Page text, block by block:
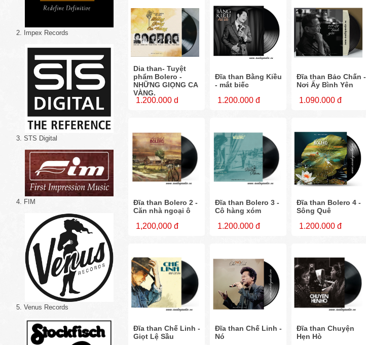
2. Impex Records
3. STS Digital
4. FIM
5. Venus Records
Dia than- Tuyệt
phẩm Bolero -
NHỮNG GIỌNG CA
VÀNG.
1.200.000 d
Đĩa than Bằng Kiều
- mắt biếc
1.200.000 đ
Đĩa than Bảo Chấn -
Nơi Ấy Bình Yên
1.090.000 đ
Đĩa than Bolero 2 -
Căn nhà ngoại ô
1,200,000 đ
Đĩa than Bolero 3 -
Cô hàng xóm
1.200.000 đ
Đĩa than Bolero 4 -
Sông Quê
1.200.000 đ
Đĩa than Chế Linh -
Giọt Lệ Sầu
Đĩa than Chế Linh -
Nó
Đĩa than Chuyện
Hẹn Hò